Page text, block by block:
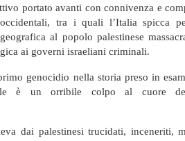
portato avanti con connivenza e
tra i quali l’Italia spicca
al popolo palestinese
ai governi israeliani criminali.
genocidio nella storia preso in
è un orribile colpo al cuore
dai palestinesi trucidati, inceneriti,